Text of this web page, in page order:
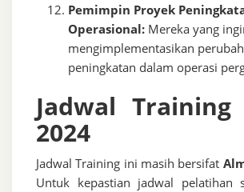
Pemimpin Proyek
Operasional: Mereka yang
mengimplementasikan
peningkatan dalam operasi
Jadwal Training
2024
Jadwal Training ini masih bersifat
Untuk kepastian jadwal pelatihan